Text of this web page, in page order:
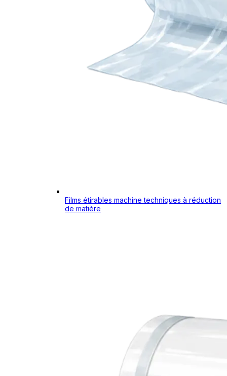
Films étirables machine techniques à réduction
de matière